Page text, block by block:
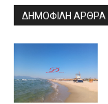
ΔΗΜΟΦΙΛΗ ΑΡΘΡΑ